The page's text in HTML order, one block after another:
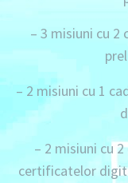
– 3 misiuni cu 2
– 2 misiuni cu 1
– 2 misiuni cu
certificatelor